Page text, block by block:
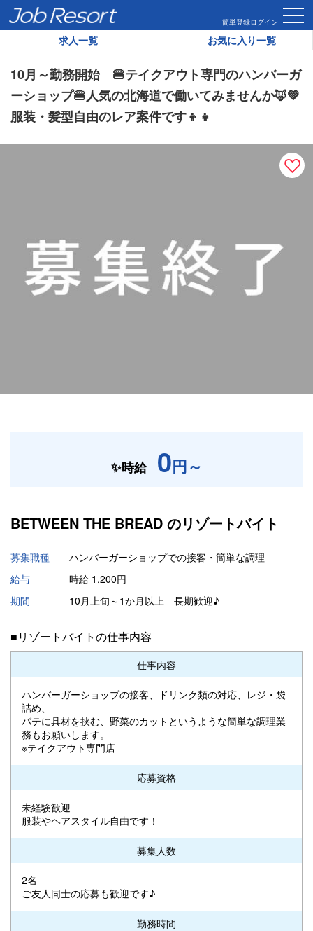
簡単登録ログイン
求人一覧 お気に入り一覧
HOME 求人一覧 10月～勤務開始 🍔テイクアウト専門のハン
リゾートバイト求人番号：
10月～勤務開始 🍔テイクアウト専門のハンバーガ
ーショップ🍔人気の北海道で働いてみませんか🦊💚
服装・髪型自由のレア案件です👦👧
✨時給 0円～
BETWEEN THE BREAD のリゾートバイト
募集職種
ハンバーガーショップでの接客・簡単な調理
給与
時給 1,200円
期間
10月上旬～1か月以上 長期歓迎♪
■リゾートバイトの仕事内容
仕事内容
ハンバーガーショップの接客、ドリンク類の対応、レジ・袋
詰め、
パテに具材を挟む、野菜のカットというような簡単な調理業
務もお願いします。
※テイクアウト専門店
応募資格
未経験歓迎
服装やヘアスタイル自由です！
募集人数
2名
ご友人同士の応募も歓迎です♪
勤務時間